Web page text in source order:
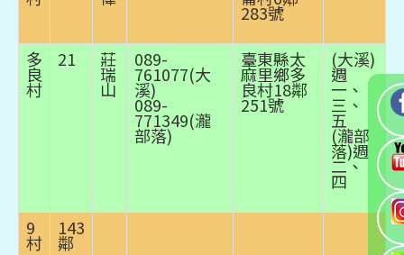
283號
多
良
村
21 莊
瑞
山
089-
761077(大
溪)
089-
771349(瀧
部落)
臺東縣太
麻里鄉多
良村18鄰
251號
(大溪)
週
一、
三、
五
(瀧部
落)週
二、
四
9
村
143
鄰